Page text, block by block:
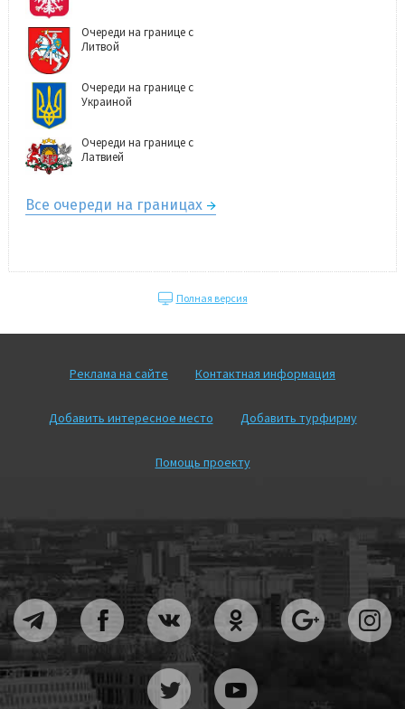
Очереди на границе с
Литвой
Очереди на границе с
Украиной
Очереди на границе с
Латвией
Все очереди на границах
Полная версия
Реклама на сайте Контактная информация
Добавить интересное место Добавить турфирму
Помощь проекту